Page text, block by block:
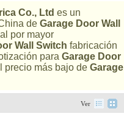
Co., Ltd es un
de Garage Door Wall
por mayor
Wall Switch fabricación
para Garage Door
precio más bajo de Garage
Ver